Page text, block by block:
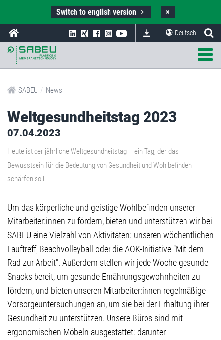
Switch to english version ×
Deutsch
SABEU / News
Weltgesundheitstag 2023
07.04.2023
Heute ist der jährliche Weltgesundheitstag – ein Tag, der das
Bewusstsein für die Bedeutung von Gesundheit und Wohlbefinden
schärfen soll.
Um das körperliche und geistige Wohlbefinden unserer
Mitarbeiter:innen zu fördern, bieten und unterstützen wir bei
SABEU eine Vielzahl von Aktivitäten: unseren wöchentlichen
Lauftreff, Beachvolleyball oder die AOK-Initiative "Mit dem
Rad zur Arbeit". Außerdem stellen wir jede Woche gesunde
Snacks bereit, um gesunde Ernährungsgewohnheiten zu
fördern, und bieten unseren Mitarbeiter:innen regelmäßige
Vorsorgeuntersuchungen an, um sie bei der Erhaltung ihrer
Gesundheit zu unterstützen. Unsere Büros sind mit
ergonomischen Möbeln ausgestattet: darunter